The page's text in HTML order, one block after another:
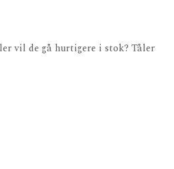
vil de gå hurtigere i stok? Tåler